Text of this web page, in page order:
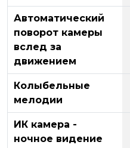
Автоматический
поворот камеры
вслед за
движением
Колыбельные
мелодии
ИК камера -
ночное видение